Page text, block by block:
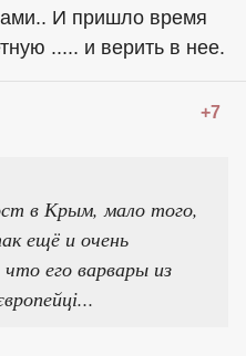
И пришло время
..... и верить в нее.
+7
в Крым, мало того,
ещё и очень
его варвары из